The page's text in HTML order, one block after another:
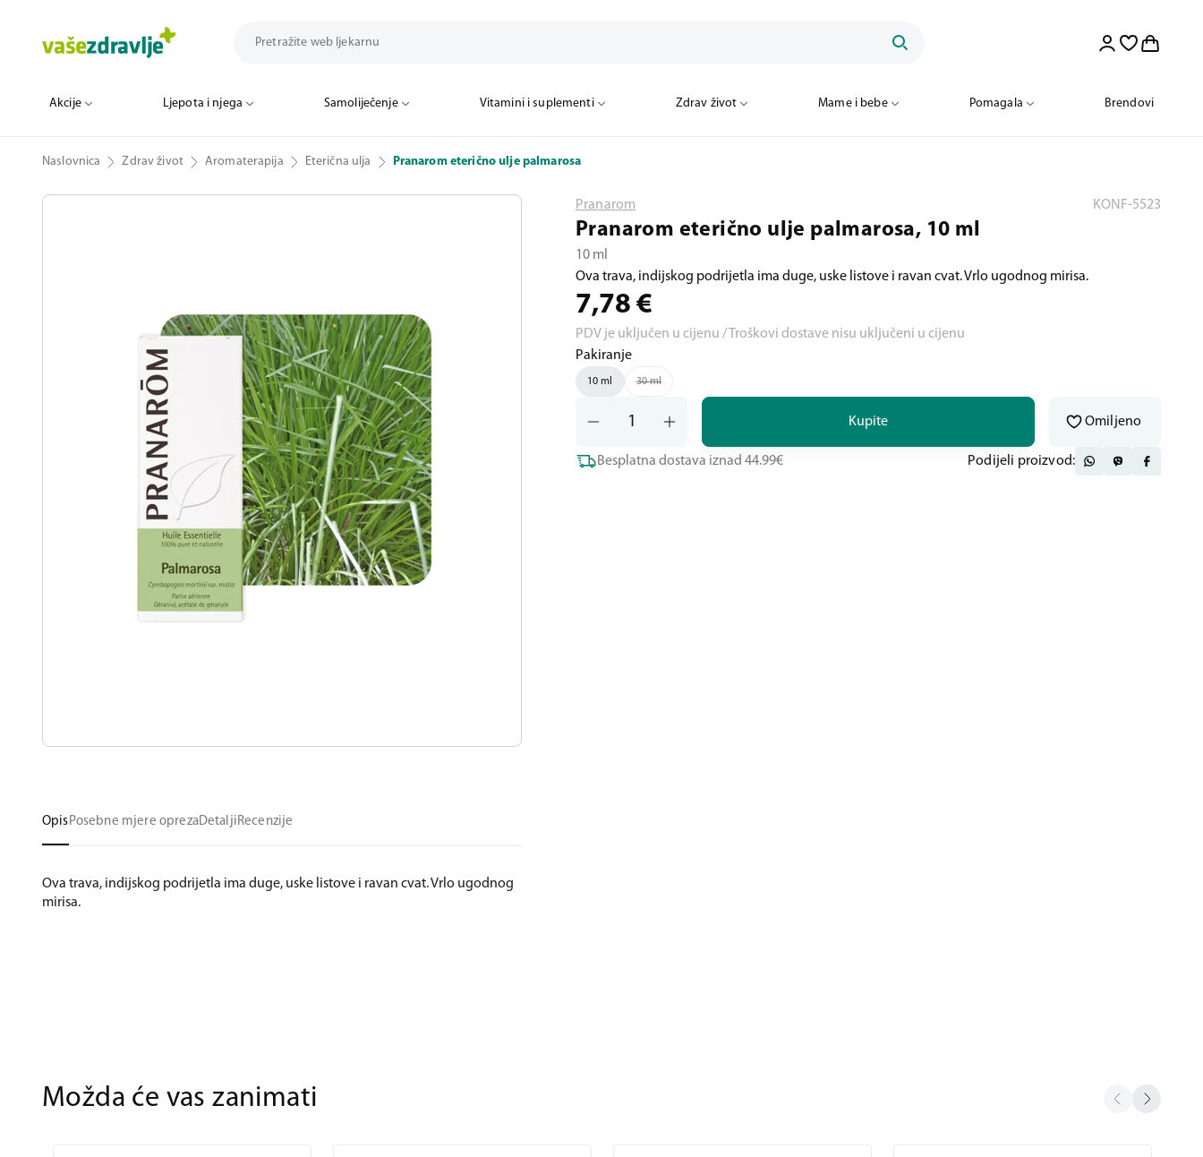
Akcije Ljepota i njega Samoliječenje Vitamini i suplementi Zdrav život Mame i bebe Pomagala Brendovi
Naslovnica Zdrav život Aromaterapija Eterična ulja Pranarom eterično ulje palmarosa
OpisPosebne mjere oprezaDetaljiRecenzije
Ova trava, indijskog podrijetla ima duge, uske listove i ravan cvat. Vrlo ugodnog
mirisa.
Pranarom KONF-5523
Pranarom eterično ulje palmarosa, 10 ml
10 ml
Ova trava, indijskog podrijetla ima duge, uske listove i ravan cvat. Vrlo ugodnog mirisa.
7,78 €
PDV je uključen u cijenu / Troškovi dostave nisu uključeni u cijenu
Pakiranje
10 ml 30 ml
Kupite Omiljeno
Besplatna dostava iznad 44.99€ Podijeli proizvod:
Možda će vas zanimati